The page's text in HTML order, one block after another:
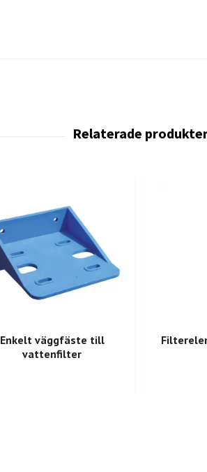
Enkelt väggfäste till
vattenfilter